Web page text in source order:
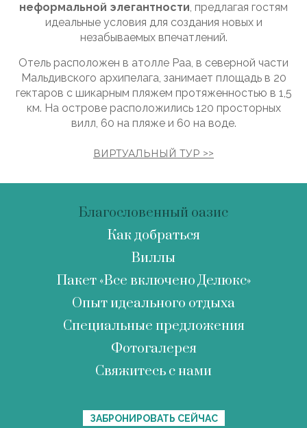
неформальной элегантности, предлагая гостям
идеальные условия для создания новых и
незабываемых впечатлений.
Отель расположен в атолле Раа, в северной части
Мальдивского архипелага, занимает площадь в 20
гектаров с шикарным пляжем протяженностью в 1,5
км. На острове расположились 120 просторных
вилл, 60 на пляже и 60 на воде.
ВИРТУАЛЬНЫЙ ТУР >>
Благословенный оазис
Как добраться
Виллы
Пакет «Все включено Делюкс»
Опыт идеального отдыха
Специальные предложения
Фотогалерея
Свяжитесь с нами
ЗАБРОНИРОВАТЬ СЕЙЧАС